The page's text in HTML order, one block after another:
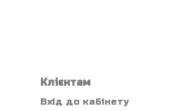
Клієнтам
Вхід до кабінету